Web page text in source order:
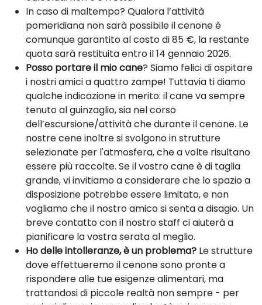
In caso di maltempo? Qualora l’attività
pomeridiana non sarà possibile il cenone è
comunque garantito al costo di 85 €, la restante
quota sarà restituita entro il 14 gennaio 2026.
Posso portare il mio cane? Siamo felici di ospitare
i nostri amici a quattro zampe! Tuttavia ti diamo
qualche indicazione in merito: il cane va sempre
tenuto al guinzaglio, sia nel corso
dell’escursione/attività che durante il cenone. Le
nostre cene inoltre si svolgono in strutture
selezionate per l'atmosfera, che a volte risultano
essere più raccolte. Se il vostro cane è di taglia
grande, vi invitiamo a considerare che lo spazio a
disposizione potrebbe essere limitato, e non
vogliamo che il nostro amico si senta a disagio. Un
breve contatto con il nostro staff ci aiuterà a
pianificare la vostra serata al meglio.
Ho delle intolleranze, è un problema? Le strutture
dove effettueremo il cenone sono pronte a
rispondere alle tue esigenze alimentari, ma
trattandosi di piccole realtà non sempre - per